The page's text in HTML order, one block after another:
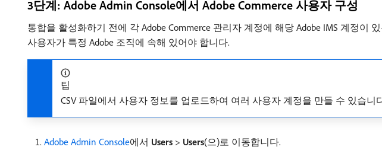
3단계: Adobe Admin Console에서 Adobe Commerce 사용자 구성
통합을 활성화하기 전에 각 Adobe Commerce 관리자 계정에 해당 Adobe IMS 계정이
사용자가 특정 Adobe 조직에 속해 있어야 합니다.
팁
CSV 파일에서 사용자 정보를 업로드하여 여러 사용자 계정을 만들 수 있습니
Adobe Admin Console에서 Users > Users(으)로 이동합니다.